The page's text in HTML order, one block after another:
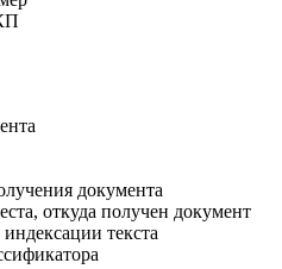
документа
откуда получен документ
текста